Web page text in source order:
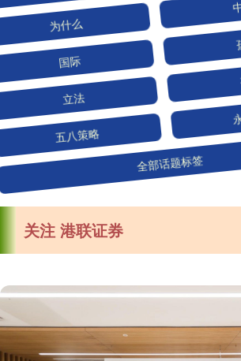
为什么
国际
立法
五八策略
全部话题标签
关注 港联证券